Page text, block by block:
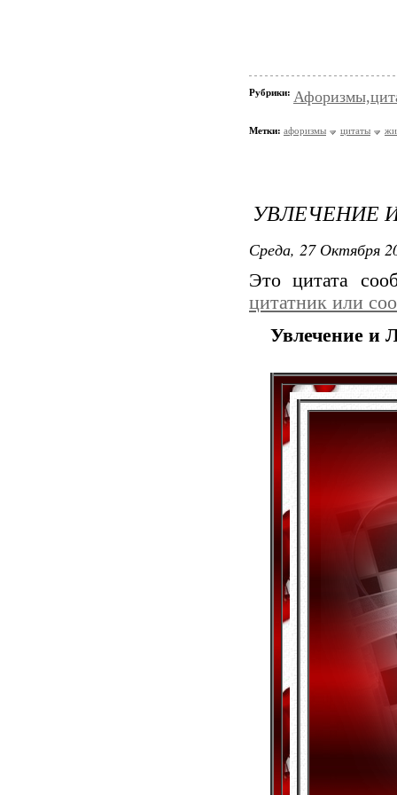
Рубрики:
Метки: афоризмы цитаты
УВЛЕЧЕНИЕ
Среда, 27 Октября
Это цитата
цитатник или
Увлечение и